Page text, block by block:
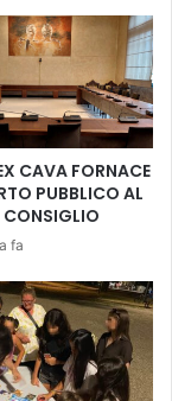
CAVA FORNACE
PUBBLICO AL
fa